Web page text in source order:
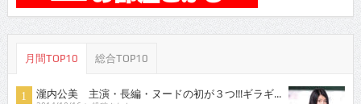
月間TOP10 総合TOP10
瀧内公美 主演・長編・ヌードの初が３つ!!!ギラギ...